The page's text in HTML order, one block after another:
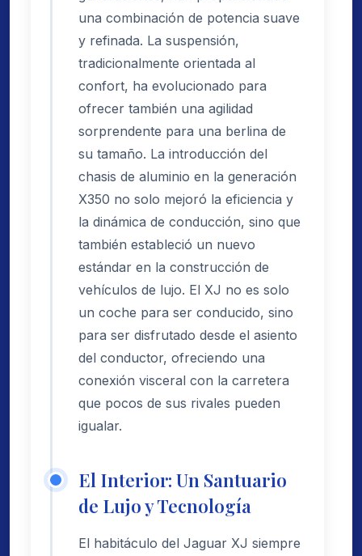
una combinación de potencia suave
y refinada. La suspensión,
tradicionalmente orientada al
confort, ha evolucionado para
ofrecer también una agilidad
sorprendente para una berlina de
su tamaño. La introducción del
chasis de aluminio en la generación
X350 no solo mejoró la eficiencia y
la dinámica de conducción, sino que
también estableció un nuevo
estándar en la construcción de
vehículos de lujo. El XJ no es solo
un coche para ser conducido, sino
para ser disfrutado desde el asiento
del conductor, ofreciendo una
conexión visceral con la carretera
que pocos de sus rivales pueden
igualar.
El Interior: Un Santuario
de Lujo y Tecnología
El habitáculo del Jaguar XJ siempre